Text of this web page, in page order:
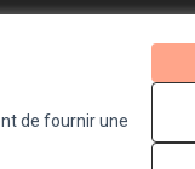
de fournir une